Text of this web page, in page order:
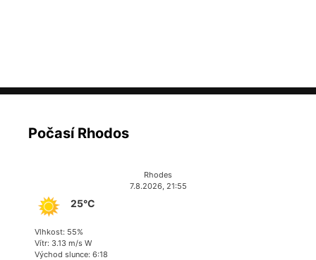
Počasí Rhodos
Rhodes
7.8.2026, 21:55
25°C
Vlhkost: 55%
Vítr: 3.13 m/s W
Východ slunce: 6:18